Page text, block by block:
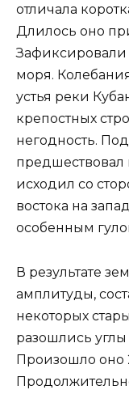
отличала
Длилось оно
Зафиксировали
моря.
устья реки
крепостных
негодность.
предшествовал
исходил со
востока на
особенным
В результате
амплитуды,
некоторых
разошлись
Произошло оно